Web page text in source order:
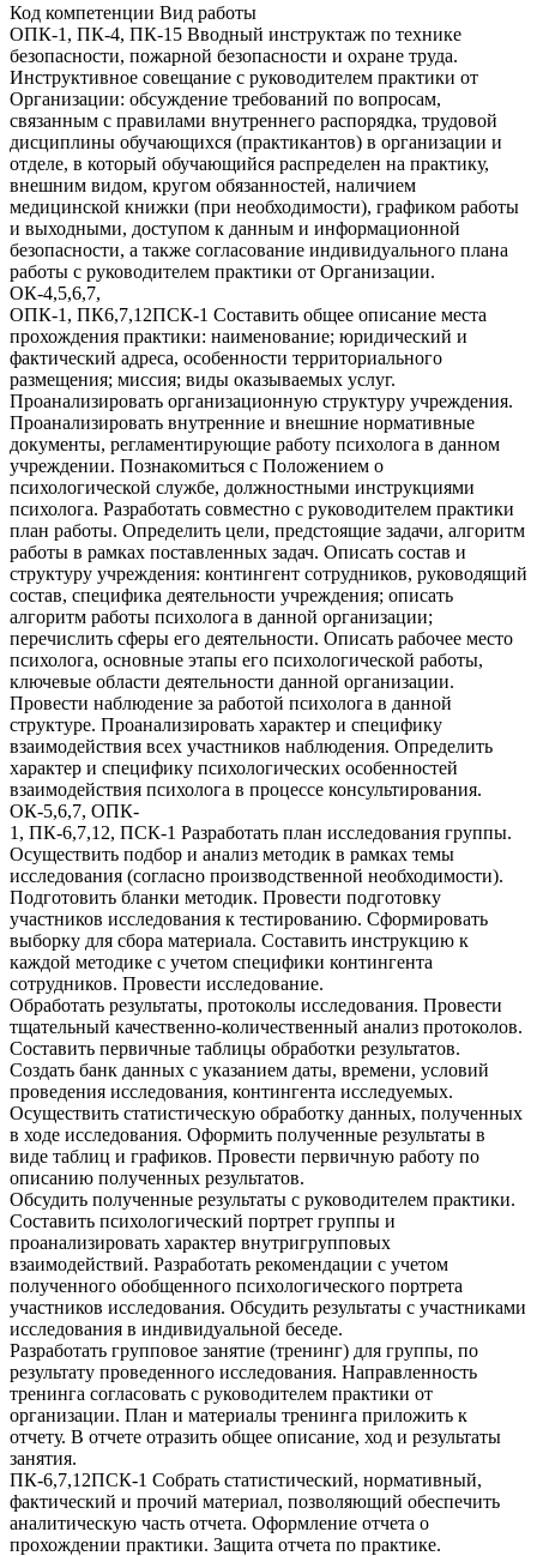
Код компетенции Вид работы
ОПК-1, ПК-4, ПК-15 Вводный инструктаж по технике
безопасности, пожарной безопасности и охране труда.
Инструктивное совещание с руководителем практики от
Организации: обсуждение требований по вопросам,
связанным с правилами внутреннего распорядка, трудовой
дисциплины обучающихся (практикантов) в организации и
отделе, в который обучающийся распределен на практику,
внешним видом, кругом обязанностей, наличием
медицинской книжки (при необходимости), графиком работы
и выходными, доступом к данным и информационной
безопасности, а также согласование индивидуального плана
работы с руководителем практики от Организации.
ОК-4,5,6,7,
ОПК-1, ПК6,7,12ПСК-1 Составить общее описание места
прохождения практики: наименование; юридический и
фактический адреса, особенности территориального
размещения; миссия; виды оказываемых услуг.
Проанализировать организационную структуру учреждения.
Проанализировать внутренние и внешние нормативные
документы, регламентирующие работу психолога в данном
учреждении. Познакомиться с Положением о
психологической службе, должностными инструкциями
психолога. Разработать совместно с руководителем практики
план работы. Определить цели, предстоящие задачи, алгоритм
работы в рамках поставленных задач. Описать состав и
структуру учреждения: контингент сотрудников, руководящий
состав, специфика деятельности учреждения; описать
алгоритм работы психолога в данной организации;
перечислить сферы его деятельности. Описать рабочее место
психолога, основные этапы его психологической работы,
ключевые области деятельности данной организации.
Провести наблюдение за работой психолога в данной
структуре. Проанализировать характер и специфику
взаимодействия всех участников наблюдения. Определить
характер и специфику психологических особенностей
взаимодействия психолога в процессе консультирования.
ОК-5,6,7, ОПК-
1, ПК-6,7,12, ПСК-1 Разработать план исследования группы.
Осуществить подбор и анализ методик в рамках темы
исследования (согласно производственной необходимости).
Подготовить бланки методик. Провести подготовку
участников исследования к тестированию. Сформировать
выборку для сбора материала. Составить инструкцию к
каждой методике с учетом специфики контингента
сотрудников. Провести исследование.
Обработать результаты, протоколы исследования. Провести
тщательный качественно-количественный анализ протоколов.
Составить первичные таблицы обработки результатов.
Создать банк данных с указанием даты, времени, условий
проведения исследования, контингента исследуемых.
Осуществить статистическую обработку данных, полученных
в ходе исследования. Оформить полученные результаты в
виде таблиц и графиков. Провести первичную работу по
описанию полученных результатов.
Обсудить полученные результаты с руководителем практики.
Составить психологический портрет группы и
проанализировать характер внутригрупповых
взаимодействий. Разработать рекомендации с учетом
полученного обобщенного психологического портрета
участников исследования. Обсудить результаты с участниками
исследования в индивидуальной беседе.
Разработать групповое занятие (тренинг) для группы, по
результату проведенного исследования. Направленность
тренинга согласовать с руководителем практики от
организации. План и материалы тренинга приложить к
отчету. В отчете отразить общее описание, ход и результаты
занятия.
ПК-6,7,12ПСК-1 Собрать статистический, нормативный,
фактический и прочий материал, позволяющий обеспечить
аналитическую часть отчета. Оформление отчета о
прохождении практики. Защита отчета по практике.